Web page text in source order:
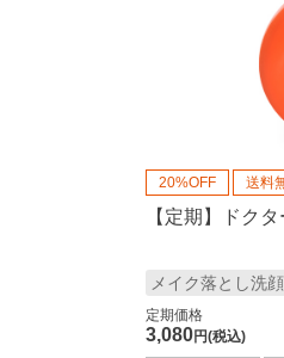
20%OFF 送料
【定期】ドク
メイク落とし洗
定期価格
3,080円(税込)